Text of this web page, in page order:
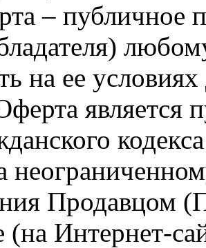
– публичное
на ее
является
Продавцом
(на Интернет-